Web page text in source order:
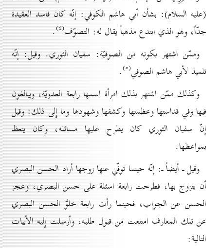
(عليه السلام): بشأن أبي هاشم الكوفي: إنّه كان فاسد العقيدة
جدّاً، وهو الذي ابتدع مذهباً يقال له: التصوّف(٤) .
وممّن اشتهر بكونه من الصوفيّة: سفيان الثوري. وقيل: إنّه
تلميذ لأبي هاشم الصوفي(٥) .
وكذلك ممّن اشتهر بذلك امرأة اسمها رابعة العدويّة، ويبالغون
فيها وفي قداستها وعظمتها وكشفها وشهودها وما إِلى ذلك: وقيل
إنّ سفيان الثوري كان يطرح عليها مسائله، وكان يتعظ
بمواعظها.
وقيل ـ أيضاً ـ: إنّه حينما توفّي عنها زوجها أراد الحسن البصري
أن يتزوج بها، فطرحت رابعة اسئلة على حسن البصري، وعجز
الحسن عن الجواب، فحينما رأت رابعة خلوَّ الحسن البصري
عن تلك المعارف امتنعت من قبول طلبه، وأرسلت إِليه الأبيات
التالية: